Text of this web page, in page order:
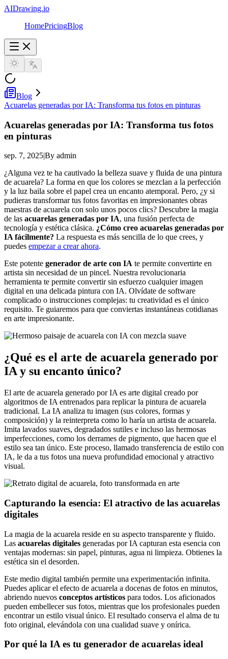
AIDrawing.io
HomePricingBlog
Blog
Acuarelas generadas por IA: Transforma tus fotos en pinturas
Acuarelas generadas por IA: Transforma tus fotos
en pinturas
sep. 7, 2025|By admin
¿Alguna vez te ha cautivado la belleza suave y fluida de una pintura
de acuarela? La forma en que los colores se mezclan a la perfección
y la luz baila sobre el papel crea un encanto atemporal. Pero, ¿y si
pudieras transformar tus fotos favoritas en impresionantes obras
maestras de acuarela con solo unos pocos clics? Descubre la magia
de las acuarelas generadas por IA, una fusión perfecta de
tecnología y estética clásica. ¿Cómo creo acuarelas generadas por
IA fácilmente? La respuesta es más sencilla de lo que crees, y
puedes empezar a crear ahora.
Este potente generador de arte con IA te permite convertirte en
artista sin necesidad de un pincel. Nuestra revolucionaria
herramienta te permite convertir sin esfuerzo cualquier imagen
digital en una delicada pintura con IA. Olvídate de software
complicado o instrucciones complejas: tu creatividad es el único
requisito. Te guiaremos para que conviertas instantáneas cotidianas
en arte impresionante.
¿Qué es el arte de acuarela generado por
IA y su encanto único?
El arte de acuarela generado por IA es arte digital creado por
algoritmos de IA entrenados para replicar la pintura de acuarela
tradicional. La IA analiza tu imagen (sus colores, formas y
composición) y la reinterpreta como lo haría un artista de acuarela.
Imita lavados suaves, degradados sutiles e incluso las hermosas
imperfecciones, como los derrames de pigmento, que hacen que el
estilo sea tan único. Este proceso, llamado transferencia de estilo con
IA, le da a tus fotos una nueva profundidad emocional y atractivo
visual.
Capturando la esencia: El atractivo de las acuarelas
digitales
La magia de la acuarela reside en su aspecto transparente y fluido.
Las acuarelas digitales generadas por IA capturan esta esencia con
ventajas modernas: sin papel, pinturas, agua ni limpieza. Obtienes la
estética sin el desorden.
Este medio digital también permite una experimentación infinita.
Puedes aplicar el efecto de acuarela a docenas de fotos en minutos,
abriendo nuevos conceptos artísticos para todos. Los aficionados
pueden embellecer sus fotos, mientras que los profesionales pueden
encontrar un estilo visual único. El resultado conserva el alma de tu
foto original, elevándola con una cualidad suave y onírica.
Por qué la IA es tu generador de acuarelas ideal